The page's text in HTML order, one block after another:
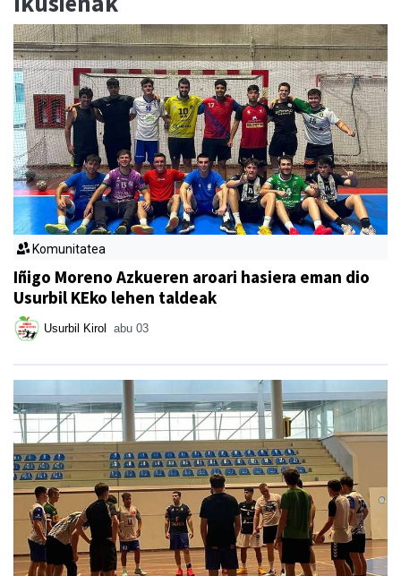
Komunitatea
Iñigo Moreno Azkueren aroari hasiera eman dio
Usurbil KEko lehen taldeak
Usurbil Kirol abu 03